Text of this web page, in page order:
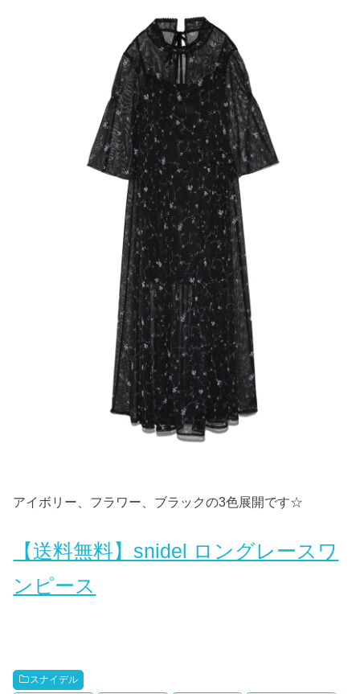
アイボリー、フラワー、ブラックの3色展開です☆
【送料無料】snidel ロングレースワ
ンピース
スナイデル